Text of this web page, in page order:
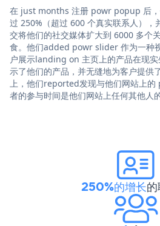
在 just months 注册 powr popup 后
过 250%（超过 600 个真实联系人）
交将他们的社交媒体扩大到 6000 多个
食。他们added powr slider 作为一种
户展示landing on 主页上的产品在现
示了他们的产品，并无缝地为客户提供
上，他们reported发现与他们网站上的
者的参与时间是他们网站上任何其他人
250%的增长